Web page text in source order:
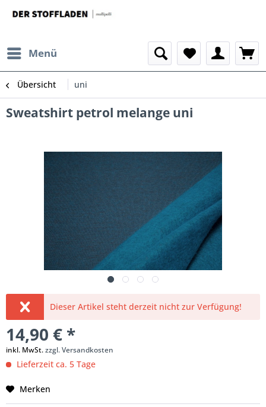
Menü
Übersicht uni
Sweatshirt petrol melange uni
Dieser Artikel steht derzeit nicht zur Verfügung!
14,90 € *
inkl. MwSt.zzgl. Versandkosten
Lieferzeit ca. 5 Tage
Merken